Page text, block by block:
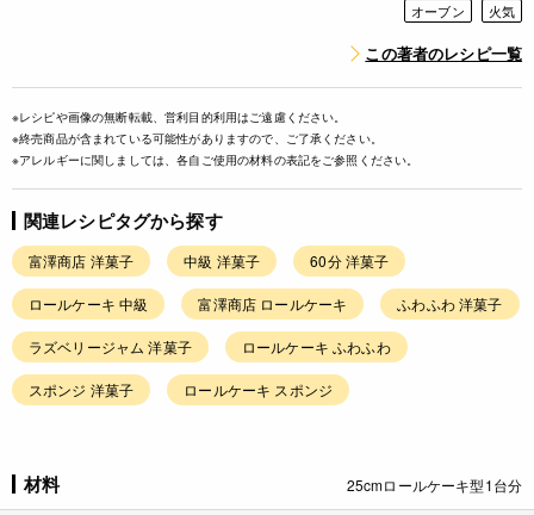
オーブン 火気
この著者のレシピ一覧
※レシピや画像の無断転載、営利目的利用はご遠慮ください。
※終売商品が含まれている可能性がありますので、ご了承ください。
※アレルギーに関しましては、各自ご使用の材料の表記をご参照ください。
関連レシピタグから探す
富澤商店 洋菓子 中級 洋菓子 60分 洋菓子
ロールケーキ 中級 富澤商店 ロールケーキ ふわふわ 洋菓子
ラズベリージャム 洋菓子 ロールケーキ ふわふわ
スポンジ 洋菓子 ロールケーキ スポンジ
材料 25cmロールケーキ型1台分